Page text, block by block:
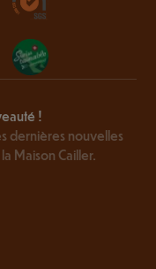
!
dernières nouvelles
Maison Cailler.